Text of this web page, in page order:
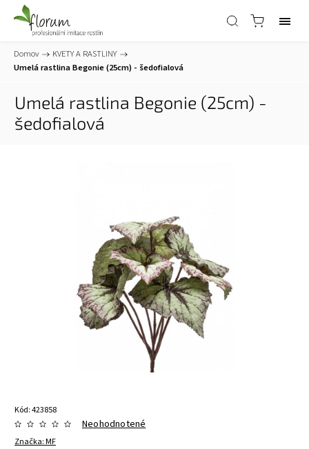
Domov / KVETY A RASTLINY /
Umelá rastlina Begonie (25cm) - šedofialová
Umelá rastlina Begonie (25cm) -
šedofialová
Kód:423858
Značka:MF
Neohodnotené